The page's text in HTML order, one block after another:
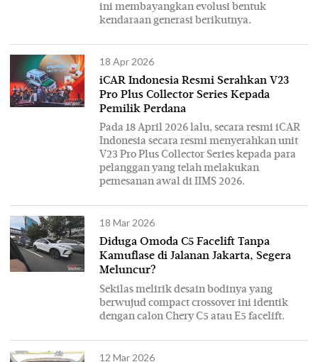
ini membayangkan evolusi bentuk
kendaraan generasi berikutnya.
18 Apr 2026
iCAR Indonesia Resmi Serahkan V23
Pro Plus Collector Series Kepada
Pemilik Perdana
Pada 18 April 2026 lalu, secara resmi iCAR
Indonesia secara resmi menyerahkan unit
V23 Pro Plus Collector Series kepada para
pelanggan yang telah melakukan
pemesanan awal di IIMS 2026.
18 Mar 2026
Diduga Omoda C5 Facelift Tanpa
Kamuflase di Jalanan Jakarta, Segera
Meluncur?
Sekilas melirik desain bodinya yang
berwujud compact crossover ini identik
dengan calon Chery C5 atau E5 facelift.
12 Mar 2026